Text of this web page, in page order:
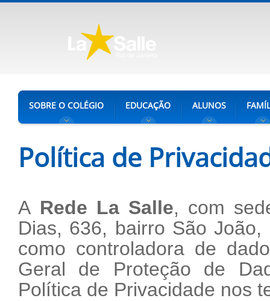
SOBRE O COLÉGIO EDUCAÇÃO ALUNOS
Política de
A Rede La Salle, com
Dias, 636, bairro São
como controladora de
Geral de Proteção de
Política de Privacidade nos